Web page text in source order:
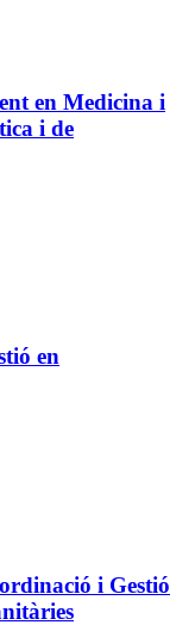
en Medicina i
i de
en
i Gestió